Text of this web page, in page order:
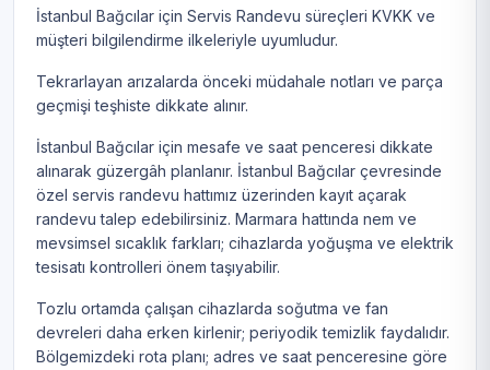
İstanbul Bağcılar için Servis Randevu süreçleri KVKK ve
müşteri bilgilendirme ilkeleriyle uyumludur.
Tekrarlayan arızalarda önceki müdahale notları ve parça
geçmişi teşhiste dikkate alınır.
İstanbul Bağcılar için mesafe ve saat penceresi dikkate
alınarak güzergâh planlanır. İstanbul Bağcılar çevresinde
özel servis randevu hattımız üzerinden kayıt açarak
randevu talep edebilirsiniz. Marmara hattında nem ve
mevsimsel sıcaklık farkları; cihazlarda yoğuşma ve elektrik
tesisatı kontrolleri önem taşıyabilir.
Tozlu ortamda çalışan cihazlarda soğutma ve fan
devreleri daha erken kirlenir; periyodik temizlik faydalıdır.
Bölgemizdeki rota planı; adres ve saat penceresine göre